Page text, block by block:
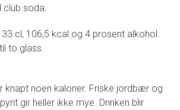
club soda.
33 cl, 106,5 kcal og 4 prosent alkohol.
to glass.
knapt noen kalorier. Friske jordbær og
gir heller ikke mye. Drinken blir